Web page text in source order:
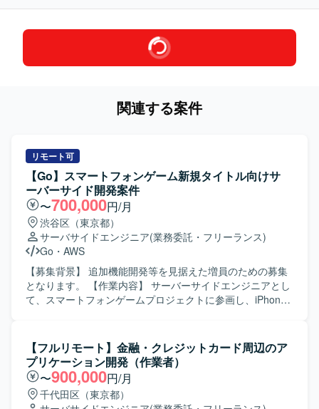
関連する案件
リモート可
【Go】スマートフォンゲーム新規タイトル向けサ
ーバーサイド開発案件
〜700,000円/月
渋谷区（東京都）
サーバサイドエンジニア(業務委託・フリーランス)
Go ・ AWS
【募集背景】 追加機能開発等を見据えた増員のための募集
となります。 【作業内容】 サーバーサイドエンジニアとし
て、スマートフォンゲームプロジェクトに参画し、iPhone /
タイトルのバックエンド領域において、機能追加や改善対
応、運用上の各種対応などを担当していただきます。 【求
める人物像】 新しい技術やツールに積極的に触れ、自発的
にキャッチアップしていく姿勢をお持ちの方を求めていま
す。また、他職種とも連携しながら、チームでサービスを
【フルリモート】金融・クレジットカード周辺のア
プリケーション開発（作業者）
〜900,000円/月
千代田区（東京都）